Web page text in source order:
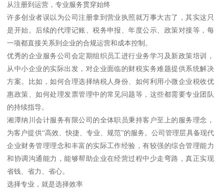
从注册到运营，专业服务贯穿始终
许多创业者误以为公司注册拿到营业执照就万事大吉了，其实这只
是开始。后续的代理记账、税务申报、年度公示、政策对接等，每
一项都直接关系到企业的合规运营和成本控制。
优秀的企业服务公司会定期组织员工进行业务学习及新政策培训，
从中小企业的实际出发，对企业面临的财税实务难题提供系统解决
方案。比如，如何合理选择纳税人身份、如何利用小微企业税收优
惠政策、如何处理发票管理中的常见问题等，这些都需要专业团队
的持续指导。
湘潭纳川会计服务有限公司的全体职员秉持客户至上的服务理念，
为客户提供“高效、快捷、专业、规范”的服务。公司管理层具备现代
企业财务管理理念和丰富的实际工作经验，有较强的综合管理能力
和协调沟通能力，能够帮助企业在经营过程中少走弯路，真正实现
省钱、省力、省心。
选择专业，就是选择效率